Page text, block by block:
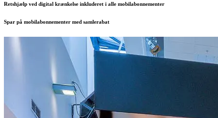
Retshjælp ved digital krænkelse inkluderet i alle mobilabonnementer
Spar på mobilabonnementer med samlerabat